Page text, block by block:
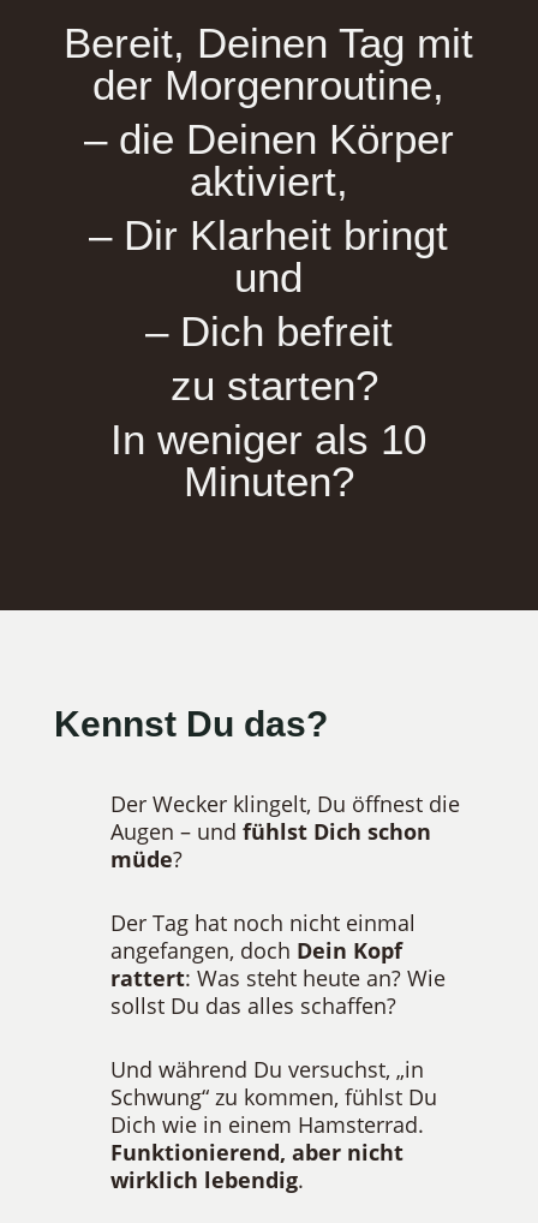
Bereit, Deinen Tag mit
der Morgenroutine,
– die Deinen Körper
aktiviert,
– Dir Klarheit bringt
und
– Dich befreit
zu starten?
In weniger als 10
Minuten?
Kennst Du das?
Der Wecker klingelt, Du öffnest die
Augen – und fühlst Dich schon
müde?
Der Tag hat noch nicht einmal
angefangen, doch Dein Kopf
rattert: Was steht heute an? Wie
sollst Du das alles schaffen?
Und während Du versuchst, „in
Schwung“ zu kommen, fühlst Du
Dich wie in einem Hamsterrad.
Funktionierend, aber nicht
wirklich lebendig.